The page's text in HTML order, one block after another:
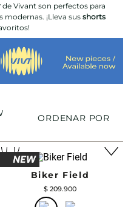
de Vivant son perfectos para
modernas. ¡Lleva susshorts
ORDENAR POR
Biker Field
$ 209.900